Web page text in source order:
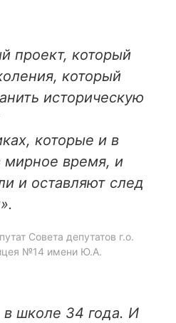
проект, который
который
историческую
которые и в
мирное время, и
и оставляют след
Совета депутатов г.о.
№14 имени Ю.А.
в школе 34 года. И